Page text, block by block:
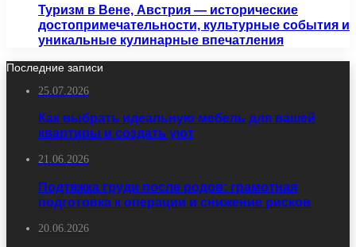
Туризм в Вене, Австрия — исторические
достопримечательности, культурные события и
уникальные кулинарные впечатления
Последние записи
25.07.2026
Как выбрать идеальную мебель для вашей
квартиры и создать уют
21.06.2026
Подтяжка груди после родов: грамотная
подготовка к операции и снижение рисков
20.06.2026